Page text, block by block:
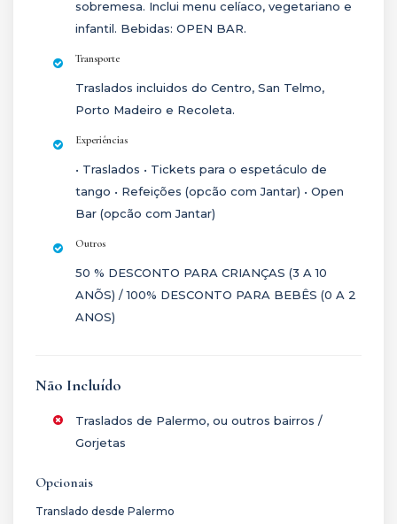
sobremesa. Inclui menu celíaco, vegetariano e
infantil. Bebidas: OPEN BAR.
Transporte
Traslados incluidos do Centro, San Telmo,
Porto Madeiro e Recoleta.
Experiências
• Traslados • Tickets para o espetáculo de
tango • Refeições (opcão com Jantar) • Open
Bar (opcão com Jantar)
Outros
50 % DESCONTO PARA CRIANÇAS (3 A 10
ANÕS) / 100% DESCONTO PARA BEBÊS (0 A 2
ANOS)
Não Incluído
Traslados de Palermo, ou outros bairros /
Gorjetas
Opcionais
Translado desde Palermo